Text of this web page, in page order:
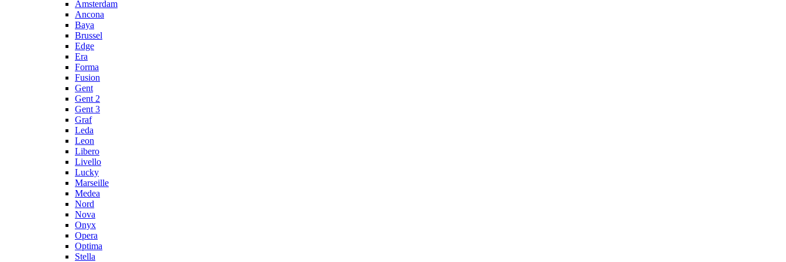
Amsterdam
Ancona
Baya
Brussel
Edge
Era
Forma
Fusion
Gent
Gent 2
Gent 3
Graf
Leda
Leon
Libero
Livello
Lucky
Marseille
Medea
Nord
Nova
Onyx
Opera
Optima
Stella